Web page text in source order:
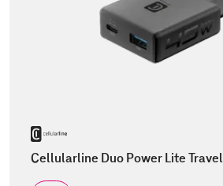
Cellularline Duo Power Lite